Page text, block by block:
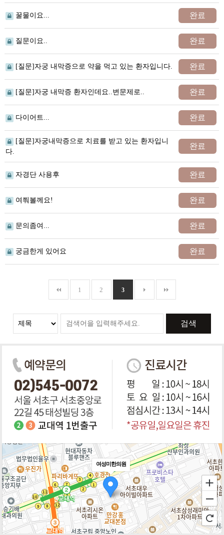
꿀물이요... 완료
질문이요.. 완료
[질문]자궁 내막증으로 약을 먹고 있는 환자입니다. 완료
[질문]자궁 내막증 환자인데요..변문제로.. 완료
다이어트... 완료
[질문]자궁내막증으로 치료를 받고 있는 환자입니
다.
완료
자경단 사용후 완료
여쭤볼께요! 완료
문의좀여... 완료
궁금한게 있어요 완료
1 2 3
검색
여성미한의원